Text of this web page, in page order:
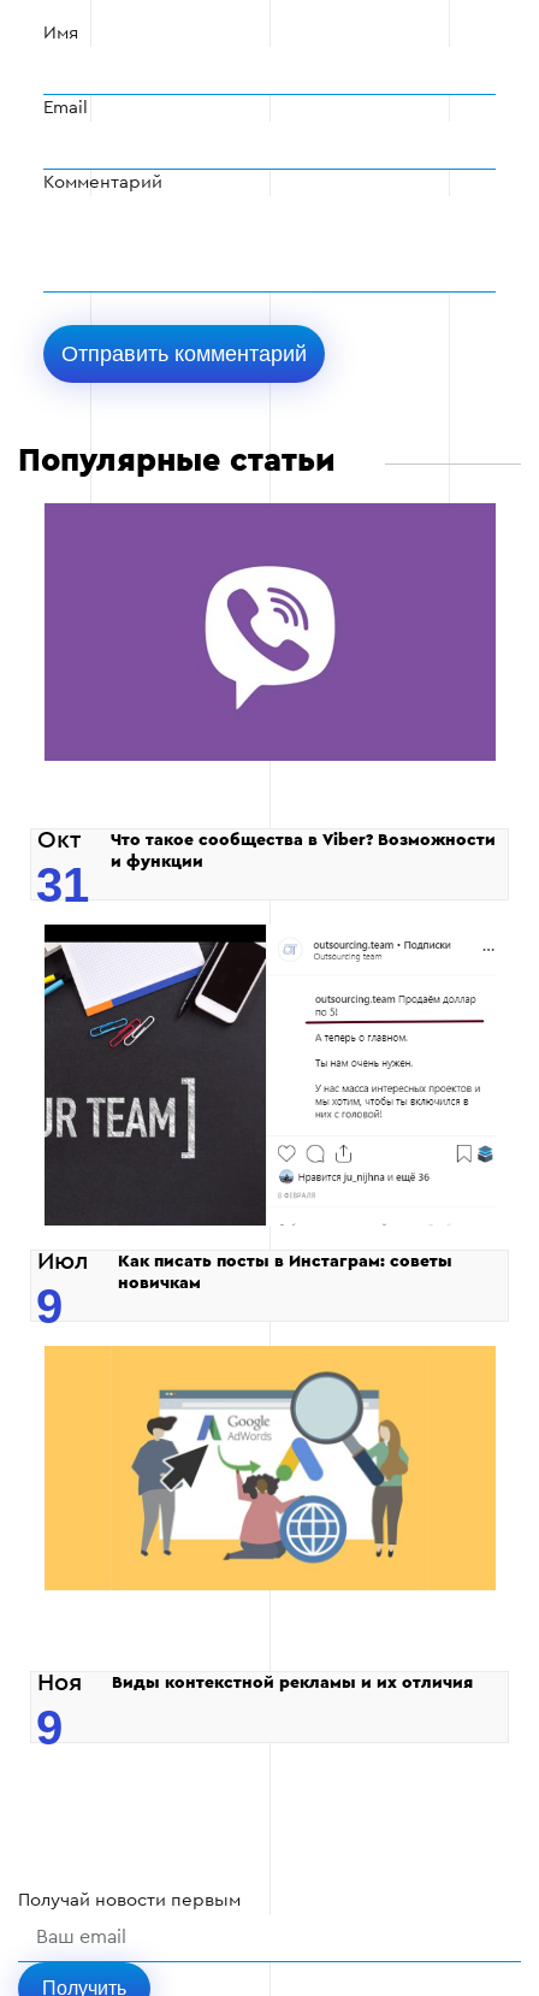
Имя
Email
Комментарий
Популярные статьи
Окт
31
Что такое сообщества в Viber? Возможности
и функции
Июл
9
Как писать посты в Инстаграм: советы
новичкам
Ноя
9
Виды контекстной рекламы и их отличия
Получай новости первым
Получить